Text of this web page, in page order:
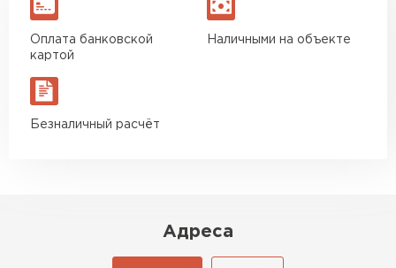
Оплата банковской
картой
Наличными на объекте
Безналичный расчёт
Адреса